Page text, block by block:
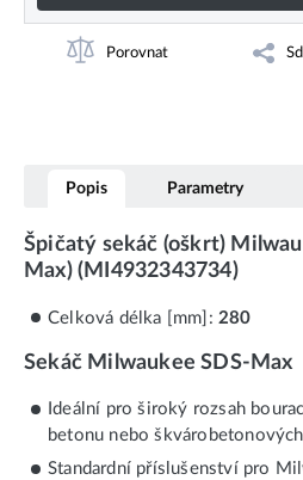
Porovnat
Popis Parametry
Špičatý sekáč (oškrt)
Max) (MI4932343734)
Celková délka [mm]: 280
Sekáč Milwaukee SDS-Max
Ideální pro široký rozsah
betonu nebo
Standardní příslušenství pro